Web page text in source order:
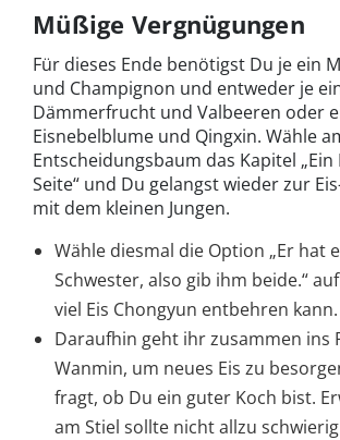
Müßige Vergnügungen
Für dieses Ende benötigst Du je ein
und Champignon und entweder je
Dämmerfrucht und Valbeeren oder
Eisnebelblume und Qingxin. Wähle
Entscheidungsbaum das Kapitel
Seite“ und Du gelangst wieder zur
mit dem kleinen Jungen.
Wähle diesmal die Option „Er hat
Schwester, also gib ihm beide.“
viel Eis Chongyun entbehren kann.
Daraufhin geht ihr zusammen ins
Wanmin, um neues Eis zu
fragt, ob Du ein guter Koch bist.
am Stiel sollte nicht allzu schwierig